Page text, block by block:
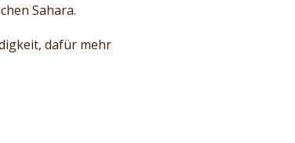
Sahara.
dafür mehr